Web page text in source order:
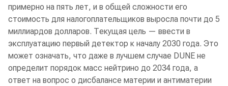
примерно на пять лет, и в общей сложности его
стоимость для налогоплательщиков выросла почти до 5
миллиардов долларов. Текущая цель — ввести в
эксплуатацию первый детектор к началу 2030 года. Это
может означать, что даже в лучшем случае DUNE не
определит порядок масс нейтрино до 2034 года, а
ответ на вопрос о дисбалансе материи и антиматерии